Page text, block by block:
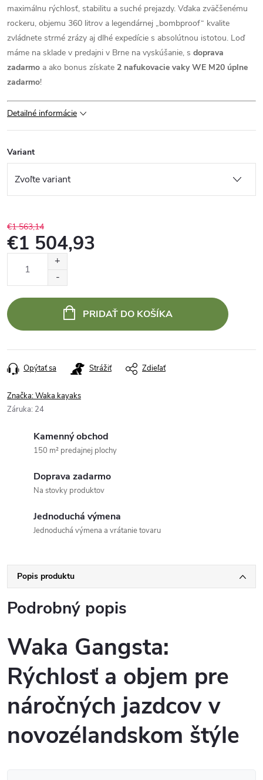
maximálnu rýchlosť, stabilitu a suché prejazdy. Vďaka zväčšenému
rockeru, objemu 360 litrov a legendárnej „bombproof“ kvalite
zvládnete strmé zrázy aj dlhé expedície s absolútnou istotou. Loď
máme na sklade v predajni v Brne na vyskúšanie, s doprava
zadarmo a ako bonus získate 2 nafukovacie vaky WE M20 úplne
zadarmo!
Detailné informácie
Variant
€1 563,14
€1 504,93
PRIDAŤ DO KOŠÍKA
Opýtať sa Strážiť Zdieľať
Značka:Waka kayaks
Záruka: 24
Kamenný obchod
150 m² predajnej plochy
Doprava zadarmo
Na stovky produktov
Jednoduchá výmena
Jednoduchá výmena a vrátanie tovaru
Popis produktu
Podrobný popis
Waka Gangsta:
Rýchlosť a objem pre
náročných jazdcov v
novozélandskom štýle